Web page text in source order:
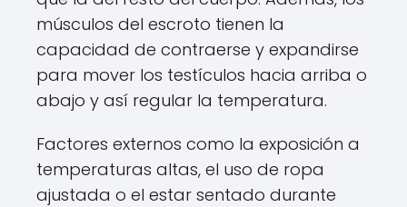
músculos del escroto tienen la
capacidad de contraerse y expandirse
para mover los testículos hacia arriba o
abajo y así regular la temperatura.
Factores externos como la exposición a
temperaturas altas, el uso de ropa
ajustada o el estar sentado durante